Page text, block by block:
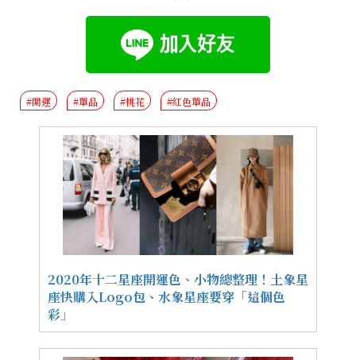
#開運 #單品 #桃花 #紅色單品
2020年十二星座開運色、小物總整理！土象星
座快購入Logo包、水象星座要穿「這個色
彩」